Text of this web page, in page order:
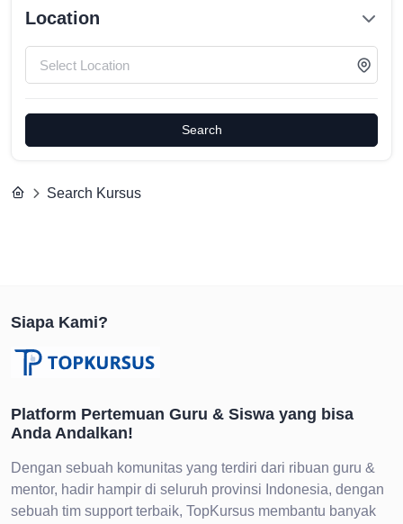
Location
Search
Search Kursus
Siapa Kami?
Platform Pertemuan Guru & Siswa yang bisa
Anda Andalkan!
Dengan sebuah komunitas yang terdiri dari ribuan guru &
mentor, hadir hampir di seluruh provinsi Indonesia, dengan
sebuah tim support terbaik, TopKursus membantu banyak